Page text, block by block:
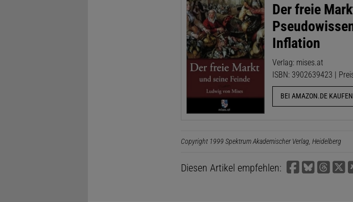
Der freie
Inflation
Verlag: mises.at
ISBN: 3902639423 |
BEI AMAZON.DE KAUFEN
Copyright 1999 Spektrum Akademischer Verlag, Heidelberg
Diesen Artikel empfehlen: